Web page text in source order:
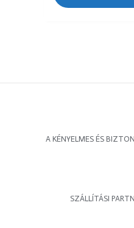
A KÉNYELMES ÉS
SZÁLLÍTÁSI